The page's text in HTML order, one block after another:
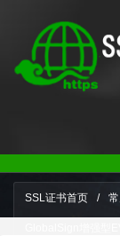
SSL证书首页 /